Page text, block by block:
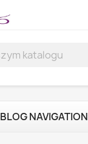
BLOG NAVIGATION